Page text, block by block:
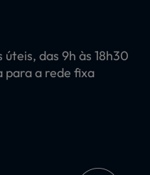
úteis, das 9h às 18h30
para a rede fixa